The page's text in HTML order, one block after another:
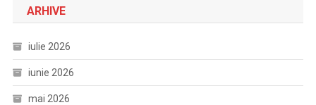
ARHIVE
iulie 2026
iunie 2026
mai 2026